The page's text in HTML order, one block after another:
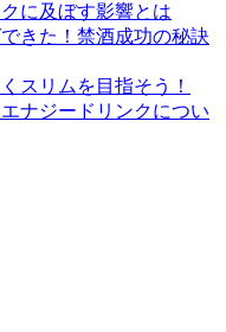
に及ぼす影響とは
きた！禁酒成功の秘訣
スリムを目指そう！
ナジードリンクについ